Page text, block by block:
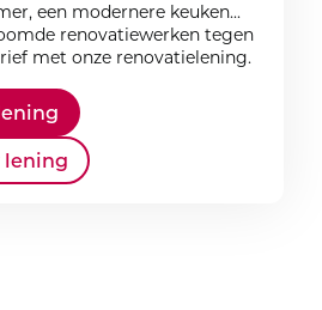
een modernere keuken...
renovatiewerken tegen
met onze renovatielening.
lening